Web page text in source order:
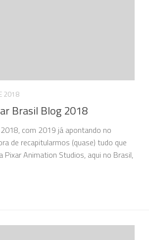
2018
Brasil Blog 2018
com 2019 já apontando no
de recapitularmos (quase) tudo que
Pixar Animation Studios, aqui no Brasil,